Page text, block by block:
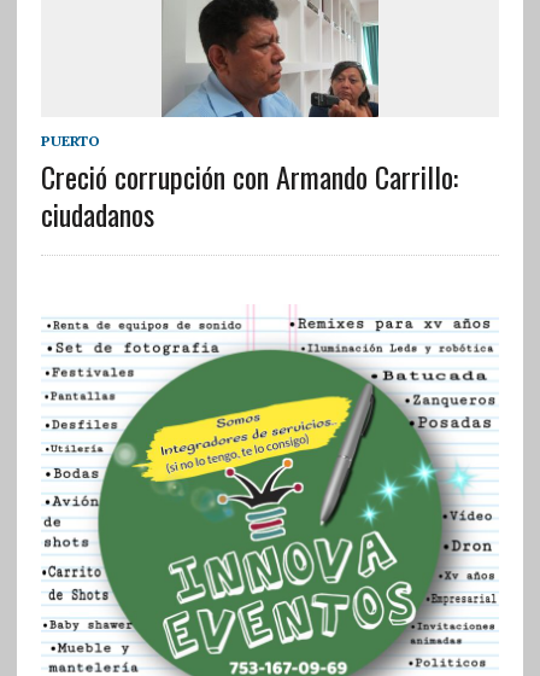
PUERTO
Creció corrupción con Armando Carrillo:
ciudadanos